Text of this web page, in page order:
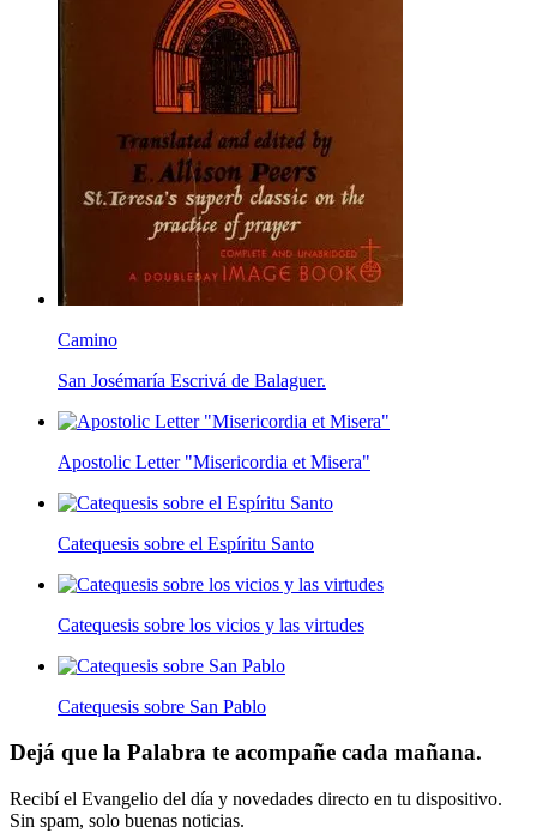
Camino
San Josémaría Escrivá de Balaguer.
Apostolic Letter "Misericordia et Misera"
Catequesis sobre el Espíritu Santo
Catequesis sobre los vicios y las virtudes
Catequesis sobre San Pablo
Dejá que la Palabra te acompañe cada mañana.
Recibí el Evangelio del día y novedades directo en tu dispositivo.
Sin spam, solo buenas noticias.